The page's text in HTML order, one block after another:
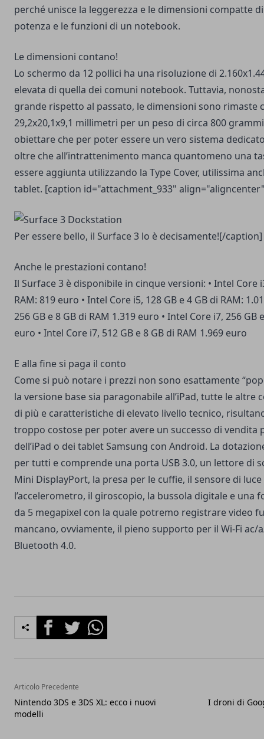
perché unisce la leggerezza e le dimensioni compatte
potenza e le funzioni di un notebook.
Le dimensioni contano!
Lo schermo da 12 pollici ha una risoluzione di
elevata di quella dei comuni notebook. Tuttavia,
grande rispetto al passato, le dimensioni sono rimaste
29,2x20,1x9,1 millimetri per un peso di circa 800
obiettare che per poter essere un vero sistema
oltre che all’intrattenimento manca quantomeno una
essere aggiunta utilizzando la Type Cover, utilissima
tablet. [caption id="attachment_933"
Per essere bello, il Surface 3 lo è decisamente![/
Anche le prestazioni contano!
Il Surface 3 è disponibile in cinque versioni: • Intel Core
RAM: 819 euro • Intel Core i5, 128 GB e 4 GB di RAM:
256 GB e 8 GB di RAM 1.319 euro • Intel Core i7, 256 GB
euro • Intel Core i7, 512 GB e 8 GB di RAM 1.969 euro
E alla fine si paga il conto
Come si può notare i prezzi non sono esattamente
la versione base sia paragonabile all’iPad, tutte le altre
di più e caratteristiche di elevato livello tecnico,
troppo costose per poter avere un successo di vendita
dell’iPad o dei tablet Samsung con Android. La
per tutti e comprende una porta USB 3.0, un lettore di
Mini DisplayPort, la presa per le cuffie, il sensore di
l’accelerometro, il giroscopio, la bussola digitale e una
da 5 megapixel con la quale potremo registrare video
mancano, ovviamente, il pieno supporto per il Wi-Fi ac/
Bluetooth 4.0.
FacebookTwitterWhatsapp
Articolo Precedente
Nintendo 3DS e 3DS XL: ecco i nuovi
modelli
I droni di